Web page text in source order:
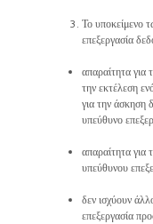
Το υποκείμενο
επεξεργασία
απαραίτητα για
την εκτέλεση
για την άσκηση
υπεύθυνο
απαραίτητα
υπεύθυνου
δεν ισχύουν
επεξεργασία